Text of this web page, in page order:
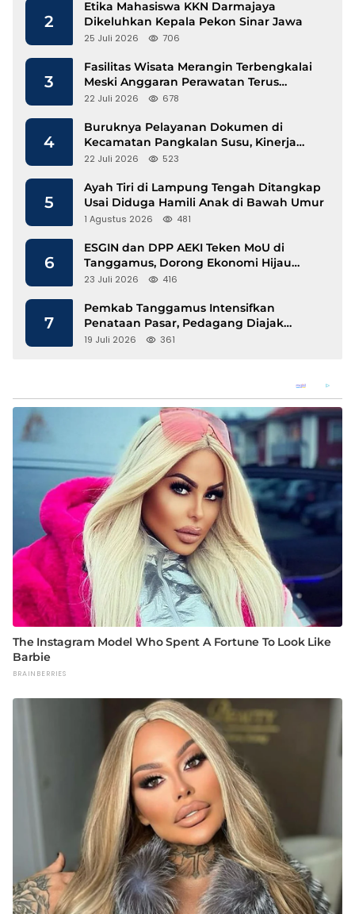
2
Etika Mahasiswa KKN Darmajaya
Dikeluhkan Kepala Pekon Sinar Jawa
25 Juli 2026 706
3
Fasilitas Wisata Merangin Terbengkalai
Meski Anggaran Perawatan Terus
Mengalir
22 Juli 2026 678
4
Buruknya Pelayanan Dokumen di
Kecamatan Pangkalan Susu, Kinerja
Disdukcapil Langkat Disorot
22 Juli 2026 523
5
Ayah Tiri di Lampung Tengah Ditangkap
Usai Diduga Hamili Anak di Bawah Umur
1 Agustus 2026 481
6
ESGIN dan DPP AEKI Teken MoU di
Tanggamus, Dorong Ekonomi Hijau
Berbasis Kopi dan Perdagangan Karbon
23 Juli 2026 416
7
Pemkab Tanggamus Intensifkan
Penataan Pasar, Pedagang Diajak
Tempati Pasar Modern Talang Padang
19 Juli 2026 361